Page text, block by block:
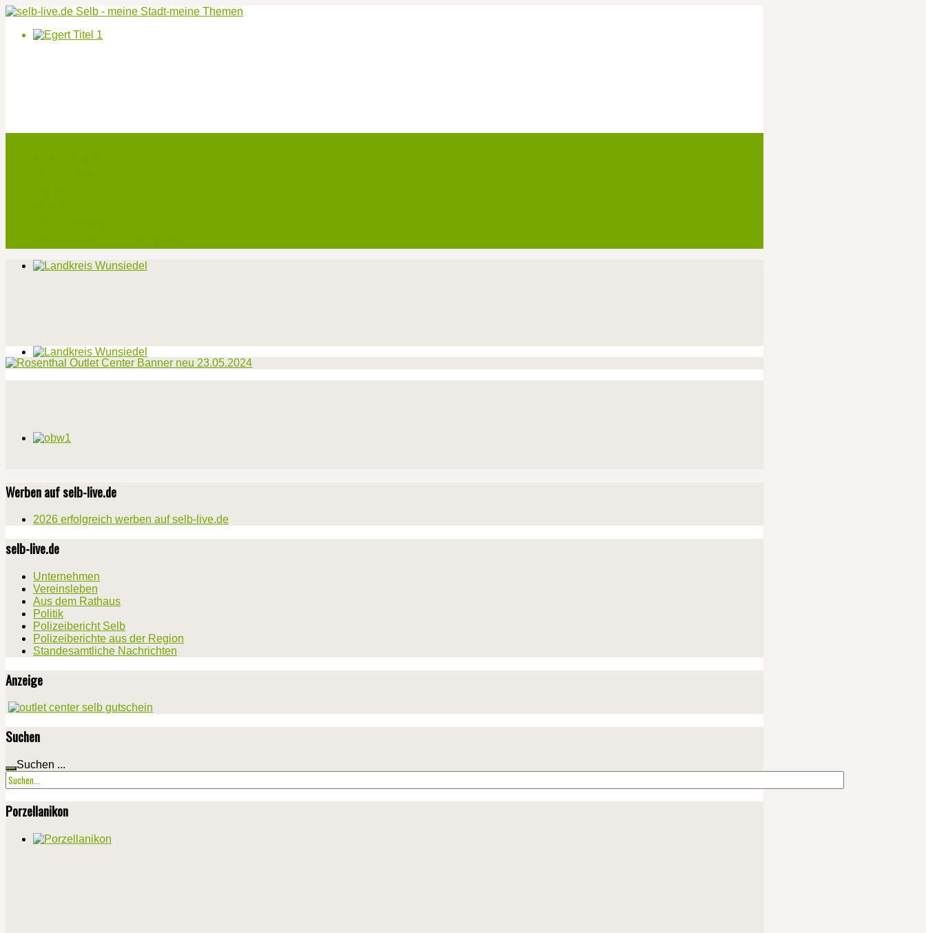
Werben auf selb-live.de
2026 erfolgreich werben auf selb-live.de
selb-live.de
Unternehmen
Vereinsleben
Aus dem Rathaus
Politik
Polizeibericht Selb
Polizeiberichte aus der Region
Standesamtliche Nachrichten
Anzeige
Suchen
Suchen ...
Porzellanikon